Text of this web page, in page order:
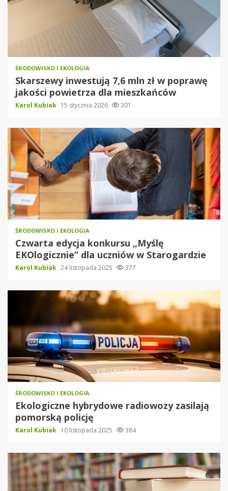
ŚRODOWISKO I EKOLOGIA
Skarszewy inwestują 7,6 mln zł w poprawę
jakości powietrza dla mieszkańców
Karol Kubiak 15 stycznia 2026 301
ŚRODOWISKO I EKOLOGIA
Czwarta edycja konkursu „Myślę
EKOlogicznie” dla uczniów w Starogardzie
Karol Kubiak 24 listopada 2025 377
ŚRODOWISKO I EKOLOGIA
Ekologiczne hybrydowe radiowozy zasilają
pomorską policję
Karol Kubiak 10 listopada 2025 384